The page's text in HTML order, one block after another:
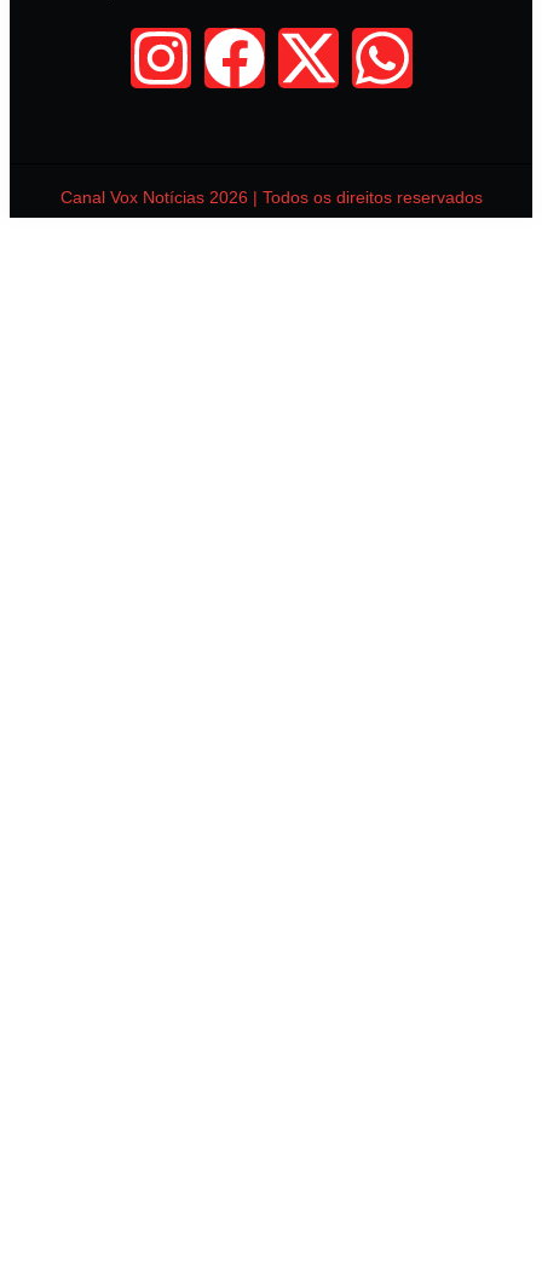
Canal Vox Notícias 2026 | Todos os direitos reservados